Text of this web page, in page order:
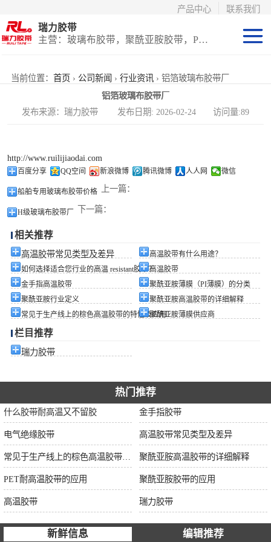
联系我们
产品中心
瑞力胶带
主营：玻璃布胶带，聚酰亚胺胶带，PET高温胶带，耐高温保护膜
当前位置： 首页 › 公司新闻 › 行业资讯 › 铝箔玻璃布胶带厂
铝箔玻璃布胶带厂
发布来源：瑞力胶带 发布日期: 2026-02-24 访问量:89
http://www.ruilijiaodai.com
百度分享 QQ空间 新浪微博 腾讯微博 人人网 微信
上一篇：
船舶专用玻璃布胶带价格
下一篇：
H级玻璃布胶带厂
相关推荐
高温胶带常见类型及差异
高温胶带有什么用途？
如何选择适合您行业的高温 resistant胶带？高温胶带
金手指高温胶带
聚酰亚胺薄膜（PI薄膜）的分类
聚酰亚胺行业定义
聚酰亚胺高温胶带的详细解释
常见于生产线上的棕色高温胶带的特性及应用聚酰亚胺薄膜供应商
栏目推荐
瑞力胶带
热门推荐
什么胶带耐高温又不留胶 金手指胶带
电气绝缘胶带 高温胶带常见类型及差异
聚酰亚胺高温胶带的详细解释
PET耐高温胶带的应用 聚酰亚胺胶带的应用
高温胶带 瑞力胶带
新鲜信息 编辑推荐
聚酰亚胺系列
玻璃布胶带（特
（保护膜）
等离子热喷涂胶
带
防火陶瓷化硅胶
带